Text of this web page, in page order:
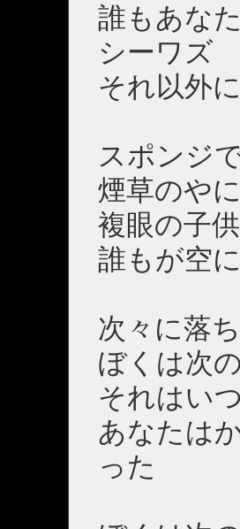
誰もあな
シーワズ
それ以外
スポンジ
煙草のや
複眼の子
誰もが空
次々に落
ぼくは次
それはい
あなたは
った